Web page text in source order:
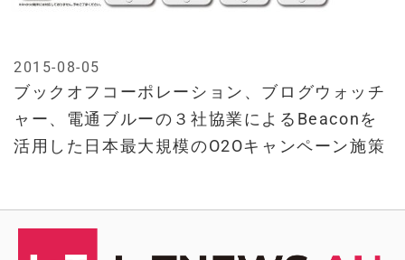
ブックオフコーポレーション、ブログウォッチ
ャー、電通ブルーの３社協業によるBeaconを
活用した日本最大規模のO2Oキャンペーン施策
2015-08-05